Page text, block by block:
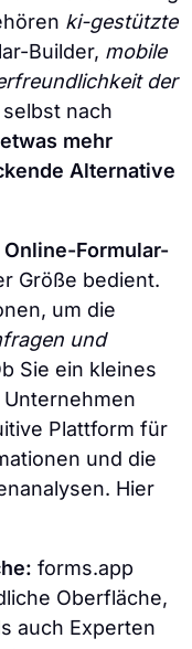
ki-gestützte
Builder, mobile
der
nach
mehr
Alternative
Formular-
Größe bedient.
um die
und
Sie ein kleines
Plattform für
und die
Hier
forms.app
Oberfläche,
auch Experten